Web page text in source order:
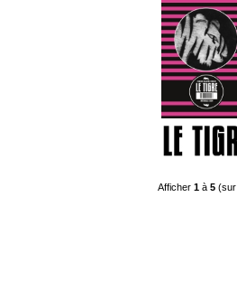
Afficher 1 à 5 (sur